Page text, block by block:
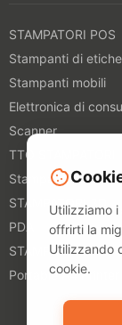
STAMPATORI POS
Stampanti di
Stampanti mobili
Elettronica di
Scanner
TTO STAMPATORI
Stampanti tessili
STAMPATORI 3D
PDA
STAMPATORI
Portable A4 Printer
Utilizziamo
offrirti la
Utilizzando
cookie.